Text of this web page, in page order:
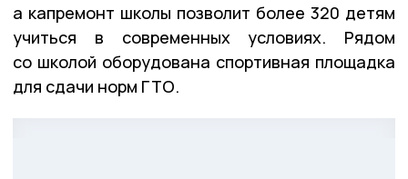
а капремонт школы позволит более 320 детям
учиться в современных условиях. Рядом
со школой оборудована спортивная площадка
для сдачи норм ГТО.